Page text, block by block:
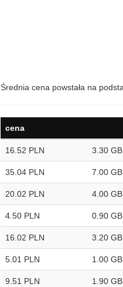
Średnia cena powstała na
cena
16.52 PLN 3.30
35.04 PLN 7.00
20.02 PLN 4.00
4.50 PLN 0.90
16.02 PLN 3.20
5.01 PLN 1.00
9.51 PLN 1.90